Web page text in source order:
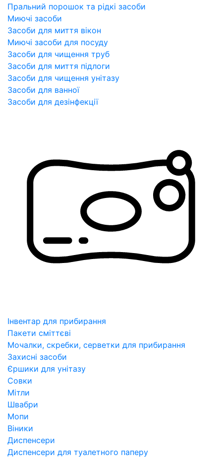
Пральний порошок та рідкі засоби
Миючі засоби
Засоби для миття вікон
Миючі засоби для посуду
Засоби для чищення труб
Засоби для миття підлоги
Засоби для чищення унітазу
Засоби для ванної
Засоби для дезінфекції
Інвентар для прибирання
Пакети сміттєві
Мочалки, скребки, серветки для прибирання
Захисні засоби
Єршики для унітазу
Совки
Мітли
Швабри
Мопи
Віники
Диспенсери
Диспенсери для туалетного паперу